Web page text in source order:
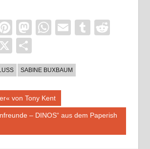
Pinterest
Mastodon
WhatsApp
EmailTumblr
Threads
X
SABINE BUXBAUM
von Tony Kent
– DINOS“ aus dem Paperish